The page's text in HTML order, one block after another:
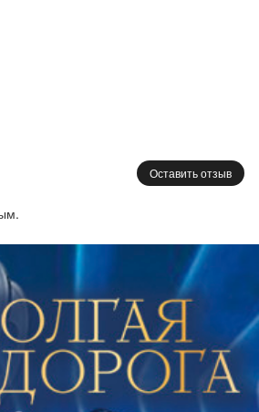
и мы проводим здесь
на крыше для вас
лучшие музыканты Санкт-
джаз, знаменитые рок-хиты на
к кинофильмам. В
послушать именно
кофе и горячий шоколад,
в кафе-шоколатерии
ярких красок и без того
Наблюдать за любимым
птичьего полёта тёплым
вечером под звуки любимых
сделать это лето по-
Оставить отзыв